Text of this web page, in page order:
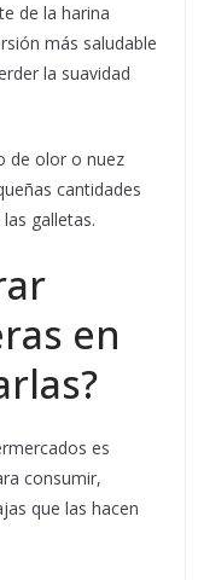
de la harina
más saludable
la suavidad
de olor o nuez
cantidades
galletas.
en
es
consumir,
que las hacen